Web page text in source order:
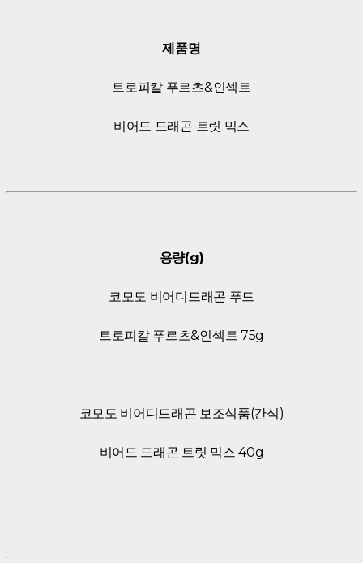
제품명
트로피칼 푸르츠&인섹트
비어드 드래곤 트릿 믹스
용량(g)
코모도 비어디드래곤 푸드
트로피칼 푸르츠&인섹트 75g
코모도 비어디드래곤 보조식품(간식)
비어드 드래곤 트릿 믹스 40g